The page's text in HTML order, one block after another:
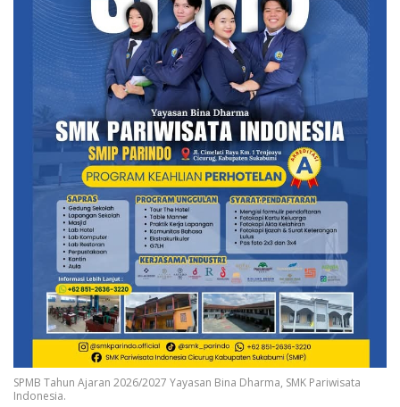
SPMB Tahun Ajaran 2026/2027 Yayasan Bina Dharma, SMK Pariwisata
Indonesia.